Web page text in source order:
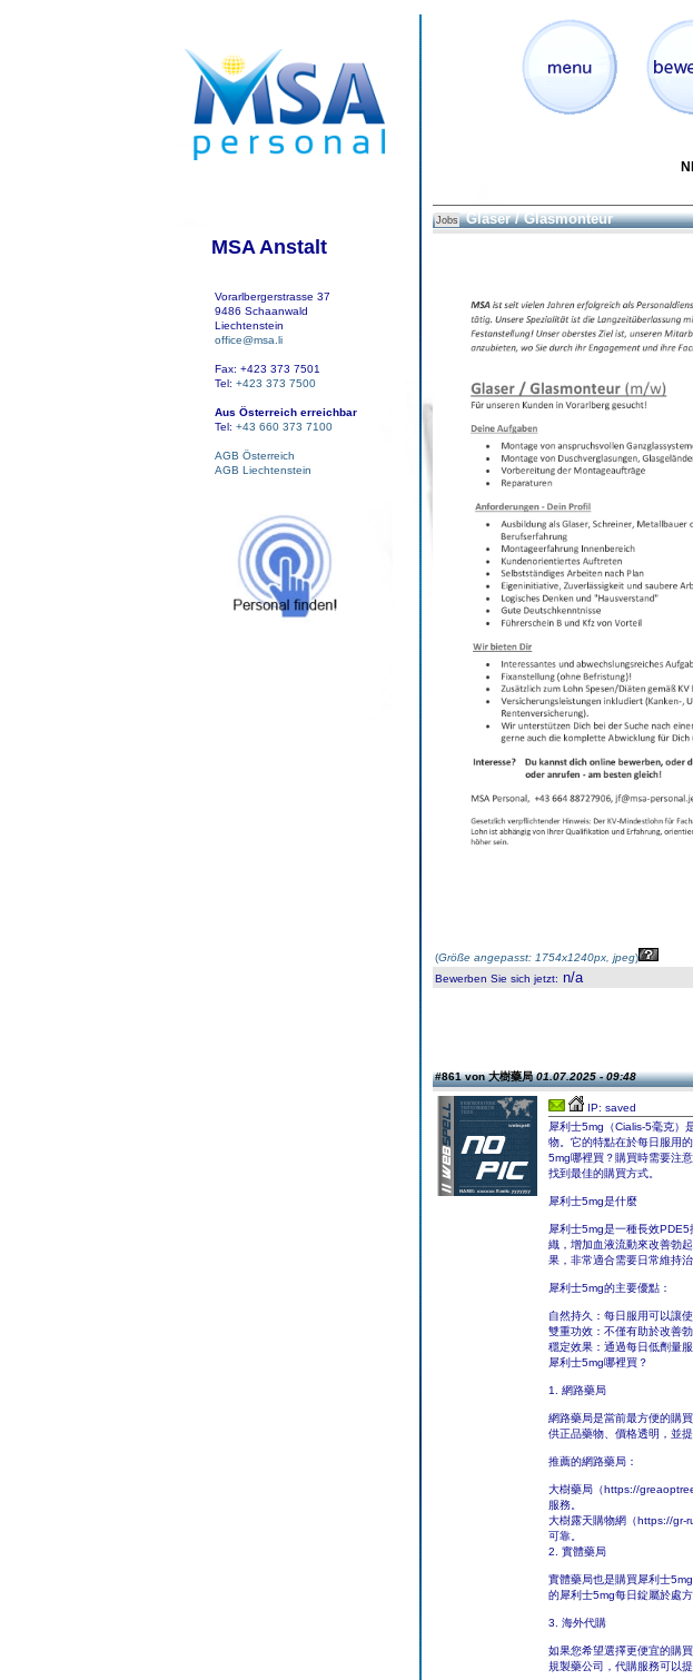
MSA Anstalt
Vorarlbergerstrasse 37
9486 Schaanwald
Liechtenstein
office@msa.li
Fax: +423 373 7501
Tel: +423 373 7500
Aus Österreich erreichbar
Tel: +43 660 373 7100
AGB Österreich
AGB Liechtenstein
Jobs Glaser / Glasmonteur
(Größe angepasst: 1754x1240px, jpeg)
Bewerben Sie sich jetzt: n/a
#861 von 大樹藥局01.07.2025 - 09:48
IP: saved
犀利士5mg（Cialis-5毫克）
物。它的特點在於每日服用
5mg哪裡買？購買時需要注
找到最佳的購買方式。
犀利士5mg是什麼
犀利士5mg是一種長效
織，增加血液流動來改善勃
果，非常適合需要日常維持治
犀利士5mg的主要優點：
自然持久：每日服用可以讓
雙重功效：不僅有助於改善
穩定效果：通過每日低劑量
犀利士5mg哪裡買？
1. 網路藥局
網路藥局是當前最方便的購
供正品藥物、價格透明，並
推薦的網路藥局：
大樹藥局（https://
服務。
大樹露天購物網（https://gr-
可靠。
2. 實體藥局
實體藥局也是購買犀利士
的犀利士5mg每日錠屬於處
3. 海外代購
如果您希望選擇更便宜的購
規製藥公司，代購服務可以